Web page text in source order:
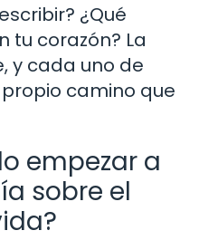
¿Qué
tu corazón? La
y cada uno de
camino que
empezar a
sobre el